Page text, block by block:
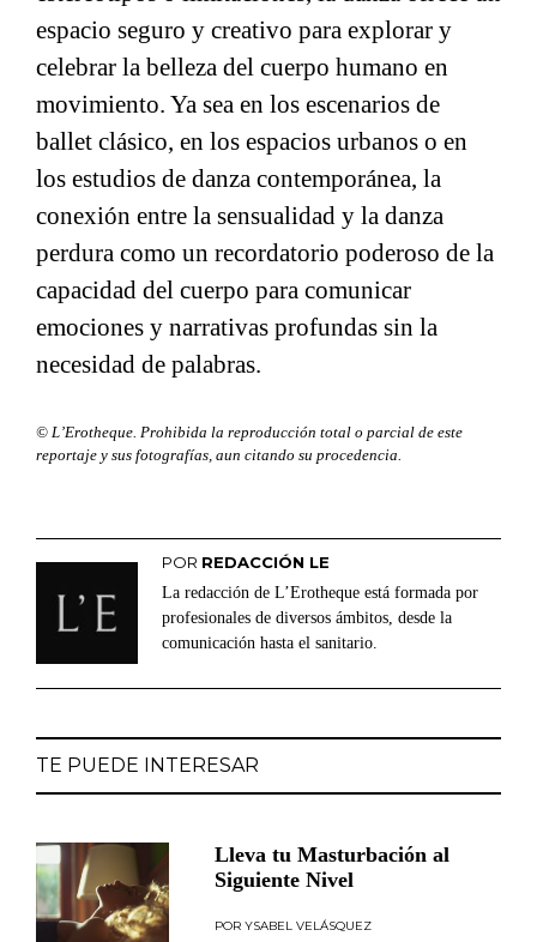
espacio seguro y creativo para explorar y
celebrar la belleza del cuerpo humano en
movimiento. Ya sea en los escenarios de
ballet clásico, en los espacios urbanos o en
los estudios de danza contemporánea, la
conexión entre la sensualidad y la danza
perdura como un recordatorio poderoso de la
capacidad del cuerpo para comunicar
emociones y narrativas profundas sin la
necesidad de palabras.
© L’Erotheque. Prohibida la reproducción total o parcial de este
reportaje y sus fotografías, aun citando su procedencia.
POR REDACCIÓN LE
La redacción de L’Erotheque está formada por
profesionales de diversos ámbitos, desde la
comunicación hasta el sanitario.
TE PUEDE INTERESAR
Lleva tu Masturbación al
Siguiente Nivel
YSABEL VELÁSQUEZ